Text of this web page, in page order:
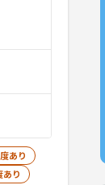
あり
り